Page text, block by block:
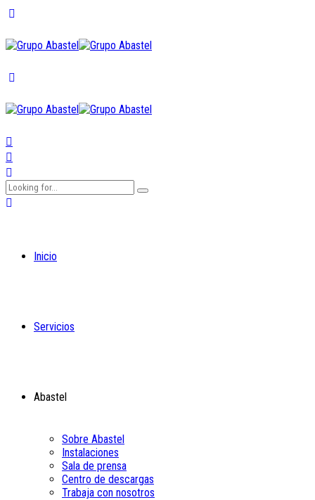
Inicio
Servicios
Abastel
Sobre Abastel
Instalaciones
Sala de prensa
Centro de descargas
Trabaja con nosotros